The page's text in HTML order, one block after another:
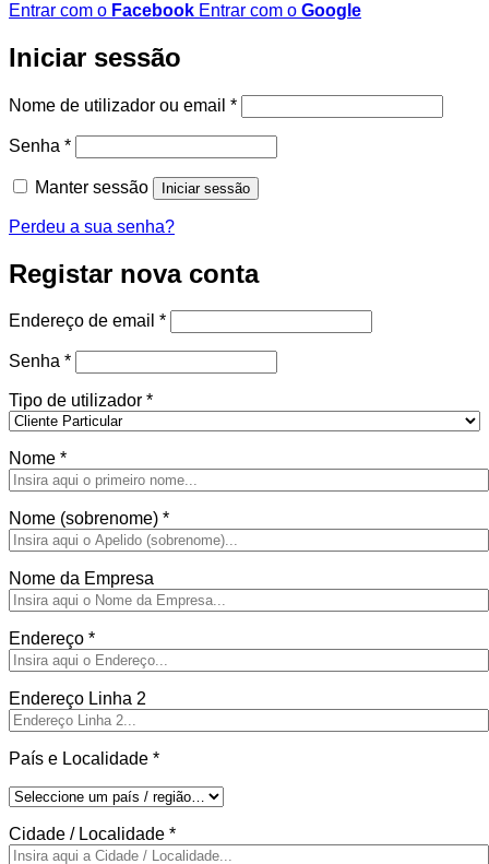
Entrar com o Facebook Entrar com o Google
Iniciar sessão
Nome de utilizador ou email *Obrigatório
Senha *Obrigatório
Manter sessão Iniciar sessão
Perdeu a sua senha?
Registar nova conta
Endereço de email *Obrigatório
Senha *Obrigatório
Tipo de utilizador *
Nome *
Nome (sobrenome) *
Nome da Empresa
Endereço *
Endereço Linha 2
País e Localidade *
Cidade / Localidade *